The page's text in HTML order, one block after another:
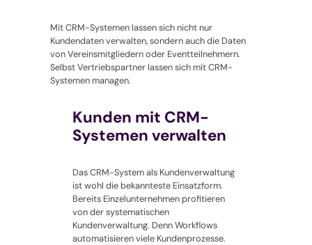
Mit CRM-Systemen lassen sich nicht nur
Kundendaten verwalten, sondern auch die Daten
von Vereinsmitgliedern oder Eventteilnehmern.
Selbst Vertriebspartner lassen sich mit CRM-
Systemen managen.
Kunden mit CRM-
Systemen verwalten
Das CRM-System als Kundenverwaltung
ist wohl die bekannteste Einsatzform.
Bereits Einzelunternehmen profitieren
von der systematischen
Kundenverwaltung. Denn Workflows
automatisieren viele Kundenprozesse.